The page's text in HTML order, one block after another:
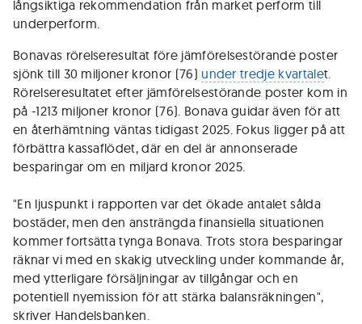
långsiktiga rekommendation från market perform till
underperform.
Bonavas rörelseresultat före jämförelsestörande poster
sjönk till 30 miljoner kronor (76) under tredje kvartalet.
Rörelseresultatet efter jämförelsestörande poster kom in
på -1213 miljoner kronor (76). Bonava guidar även för att
en återhämtning väntas tidigast 2025. Fokus ligger på att
förbättra kassaflödet, där en del är annonserade
besparingar om en miljard kronor 2025.
"En ljuspunkt i rapporten var det ökade antalet sålda
bostäder, men den ansträngda finansiella situationen
kommer fortsätta tynga Bonava. Trots stora besparingar
räknar vi med en skakig utveckling under kommande år,
med ytterligare försäljningar av tillgångar och en
potentiell nyemission för att stärka balansräkningen",
skriver Handelsbanken.